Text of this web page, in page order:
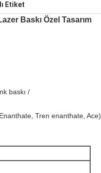
Etiket
Baskı Özel Tasarım
baskı /
Tren enanthate, Ace)